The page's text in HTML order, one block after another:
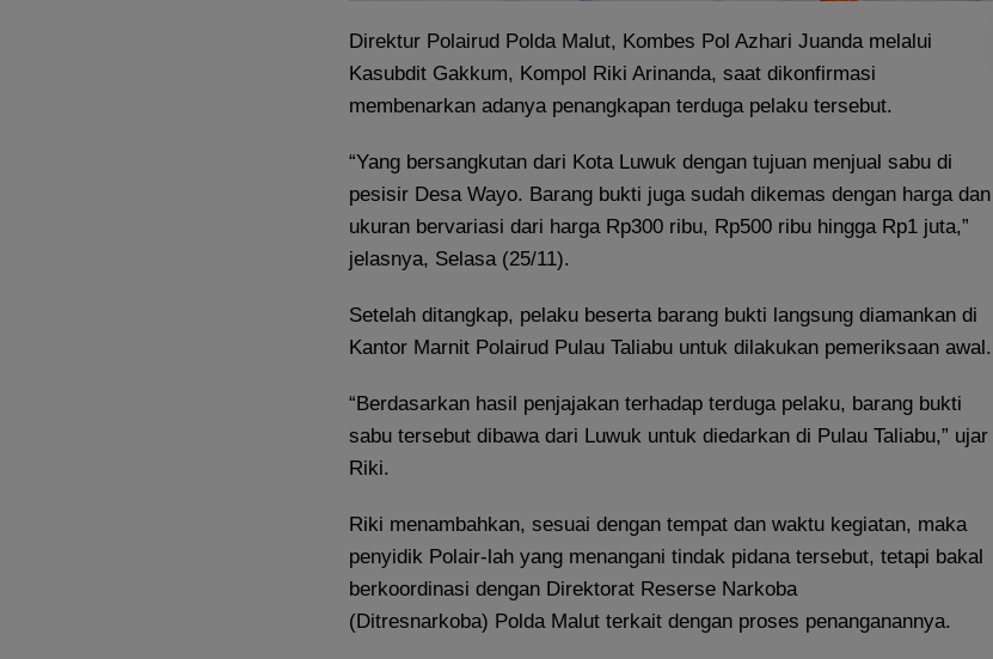
Direktur Polairud Polda Malut, Kombes Pol Azhari Juanda melalui
Kasubdit Gakkum, Kompol Riki Arinanda, saat dikonfirmasi
membenarkan adanya penangkapan terduga pelaku tersebut.
“Yang bersangkutan dari Kota Luwuk dengan tujuan menjual sabu di
pesisir Desa Wayo. Barang bukti juga sudah dikemas dengan harga dan
ukuran bervariasi dari harga Rp300 ribu, Rp500 ribu hingga Rp1 juta,”
jelasnya, Selasa (25/11).
Setelah ditangkap, pelaku beserta barang bukti langsung diamankan di
Kantor Marnit Polairud Pulau Taliabu untuk dilakukan pemeriksaan awal.
“Berdasarkan hasil penjajakan terhadap terduga pelaku, barang bukti
sabu tersebut dibawa dari Luwuk untuk diedarkan di Pulau Taliabu,” ujar
Riki.
Riki menambahkan, sesuai dengan tempat dan waktu kegiatan, maka
penyidik Polair-lah yang menangani tindak pidana tersebut, tetapi bakal
berkoordinasi dengan Direktorat Reserse Narkoba
(Ditresnarkoba) Polda Malut terkait dengan proses penanganannya.